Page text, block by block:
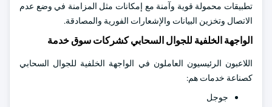
تطبيقات محمولة قوية وآمنة مع إمكانات مثل المزامنة في وضع عدم
الاتصال وتخزين البيانات والإشعارات الفورية والمصادقة.
الواجهة الخلفية للجوال السحابي كشركات سوق خدمة
اللاعبون الرئيسيون العاملون في الواجهة الخلفية للجوال السحابي
كصناعة خدمات هم:
جوجل